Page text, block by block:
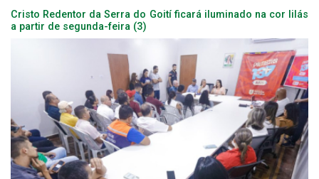
Cristo Redentor da Serra do Goití ficará iluminado na cor lilás
a partir de segunda-feira (3)